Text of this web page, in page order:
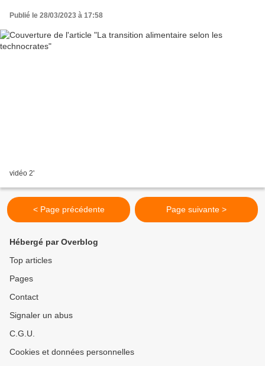
Publié le 28/03/2023 à 17:58
vidéo 2'
< Page précédente Page suivante >
Hébergé par Overblog
Top articles
Pages
Contact
Signaler un abus
C.G.U.
Cookies et données personnelles